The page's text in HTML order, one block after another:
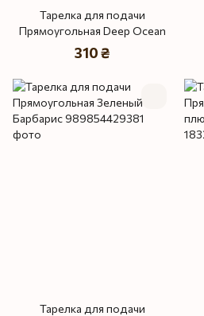
Тарелка для подачи
Прямоугольная Deep Ocean
310 ₴
Тарелка для подачи